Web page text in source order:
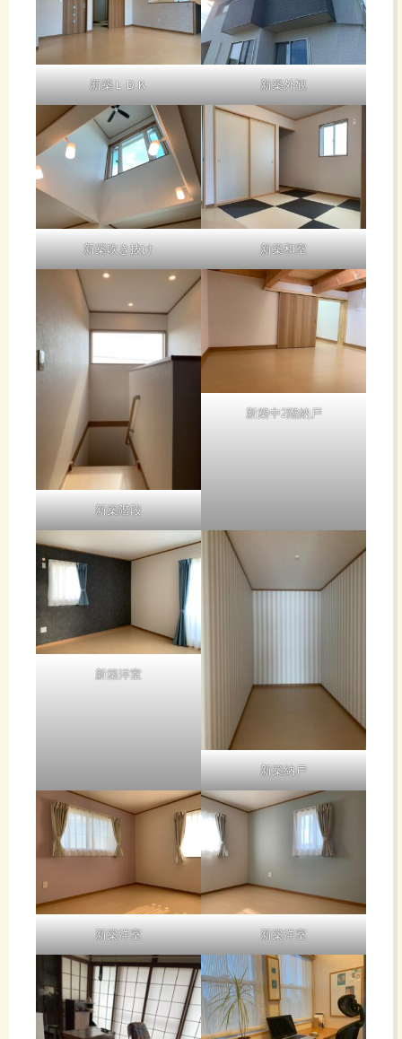
新築ＬＤＫ 新築外観
新築吹き抜け 新築和室
新築階段
新築中2階納戸
新築洋室
新築納戸
新築洋室 新築洋室